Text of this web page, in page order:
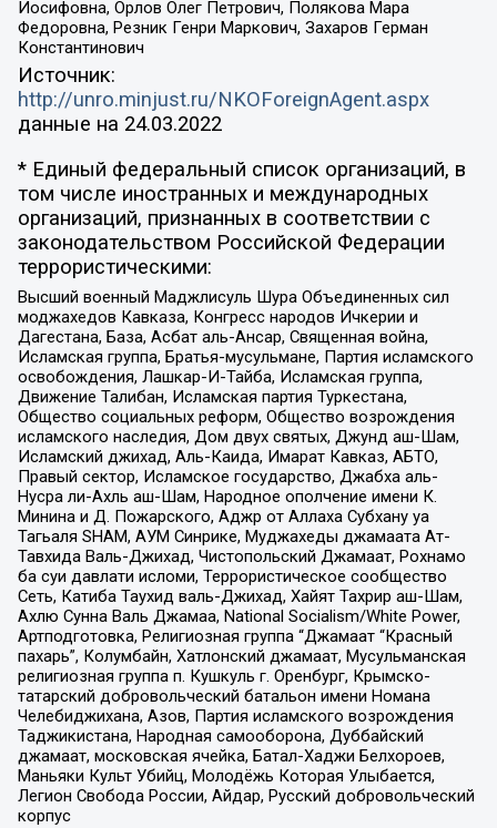
Иосифовна, Орлов Олег Петрович, Полякова Мара
Федоровна, Резник Генри Маркович, Захаров Герман
Константинович
Источник:
http://unro.minjust.ru/NKOForeignAgent.aspx
данные на 24.03.2022
* Единый федеральный список организаций, в
том числе иностранных и международных
организаций, признанных в соответствии с
законодательством Российской Федерации
террористическими:
Высший военный Маджлисуль Шура Объединенных сил
моджахедов Кавказа, Конгресс народов Ичкерии и
Дагестана, База, Асбат аль-Ансар, Священная война,
Исламская группа, Братья-мусульмане, Партия исламского
освобождения, Лашкар-И-Тайба, Исламская группа,
Движение Талибан, Исламская партия Туркестана,
Общество социальных реформ, Общество возрождения
исламского наследия, Дом двух святых, Джунд аш-Шам,
Исламский джихад, Аль-Каида, Имарат Кавказ, АБТО,
Правый сектор, Исламское государство, Джабха аль-
Нусра ли-Ахль аш-Шам, Народное ополчение имени К.
Минина и Д. Пожарского, Аджр от Аллаха Субхану уа
Тагьаля SHAM, АУМ Синрике, Муджахеды джамаата Ат-
Тавхида Валь-Джихад, Чистопольский Джамаат, Рохнамо
ба суи давлати исломи, Террористическое сообщество
Сеть, Катиба Таухид валь-Джихад, Хайят Тахрир аш-Шам,
Ахлю Сунна Валь Джамаа, National Socialism/White Power,
Артподготовка, Религиозная группа “Джамаат “Красный
пахарь”, Колумбайн, Хатлонский джамаат, Мусульманская
религиозная группа п. Кушкуль г. Оренбург, Крымско-
татарский добровольческий батальон имени Номана
Челебиджихана, Азов, Партия исламского возрождения
Таджикистана, Народная самооборона, Дуббайский
джамаат, московская ячейка, Батал-Хаджи Белхороев,
Маньяки Культ Убийц, Молодёжь Которая Улыбается,
Легион Свобода России, Айдар, Русский добровольческий
корпус